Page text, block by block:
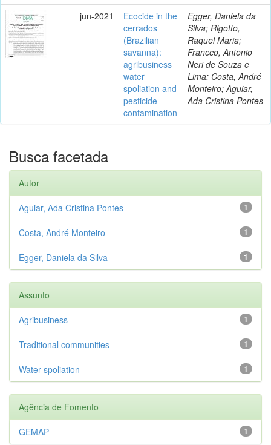
jun-2021
Ecocide in the
cerrados
(Brazilian
savanna):
agribusiness
water
spoliation and
pesticide
contamination
Egger, Daniela da
Silva; Rigotto,
Raquel Maria;
Francco, Antonio
Neri de Souza e
Lima; Costa, André
Monteiro; Aguiar,
Ada Cristina Pontes
Busca facetada
Autor
1
Aguiar, Ada Cristina Pontes
1
Costa, André Monteiro
1
Egger, Daniela da Silva
Assunto
1
Agribusiness
1
Traditional communities
1
Water spoliation
Agência de Fomento
1
GEMAP